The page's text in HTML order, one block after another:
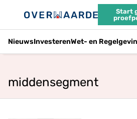
Start
NieuwsInvesterenWet- en
middensegment